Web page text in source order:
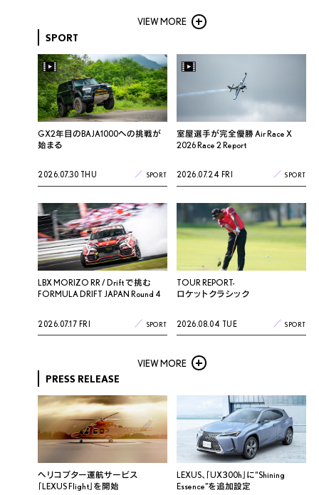
VIEW MORE
SPORT
GX2年目のBAJA1000への挑戦が
始まる
2026.07.30 THU SPORT
室屋選手が完全優勝 Air Race X
2026 Race 2 Report
2026.07.24 FRI SPORT
LBX MORIZO RR / Drift で挑む
FORMULA DRIFT JAPAN Round 4
2026.07.17 FRI SPORT
TOUR REPORT-
ロケットクラシック
2026.08.04 TUE SPORT
VIEW MORE
PRESS RELEASE
ヘリコプター運航サービス
「LEXUS Flight」を開始
LEXUS、「UX300h」に“Shining
Essence”を追加設定